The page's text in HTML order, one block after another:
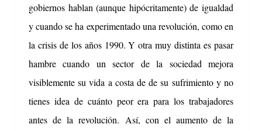
gobiernos hablan (aunque hipócritamente) de igualdad
y cuando se ha experimentado una revolución, como en
la crisis de los años 1990. Y otra muy distinta es pasar
hambre cuando un sector de la sociedad mejora
visiblemente su vida a costa de de su sufrimiento y no
tienes idea de cuánto peor era para los trabajadores
antes de la revolución. Así, con el aumento de la